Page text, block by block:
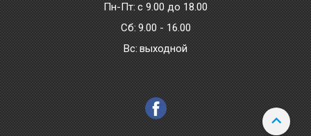
Пн-Пт:с 9.00 до 18.00
Сб: 9.00 - 16.00
Bc: выходной